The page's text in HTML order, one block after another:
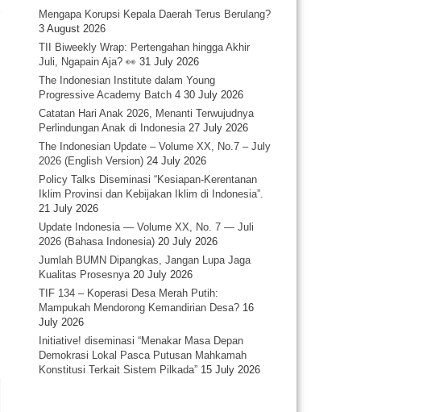
Mengapa Korupsi Kepala Daerah Terus Berulang?
3 August 2026
TII Biweekly Wrap: Pertengahan hingga Akhir
Juli, Ngapain Aja? 👀 31 July 2026
The Indonesian Institute dalam Young
Progressive Academy Batch 4 30 July 2026
Catatan Hari Anak 2026, Menanti Terwujudnya
Perlindungan Anak di Indonesia 27 July 2026
The Indonesian Update – Volume XX, No.7 – July
2026 (English Version) 24 July 2026
Policy Talks Diseminasi “Kesiapan-Kerentanan
Iklim Provinsi dan Kebijakan Iklim di Indonesia”.
21 July 2026
Update Indonesia — Volume XX, No. 7 — Juli
2026 (Bahasa Indonesia) 20 July 2026
Jumlah BUMN Dipangkas, Jangan Lupa Jaga
Kualitas Prosesnya 20 July 2026
TIF 134 – Koperasi Desa Merah Putih:
Mampukah Mendorong Kemandirian Desa? 16
July 2026
Initiative! diseminasi “Menakar Masa Depan
Demokrasi Lokal Pasca Putusan Mahkamah
Konstitusi Terkait Sistem Pilkada” 15 July 2026